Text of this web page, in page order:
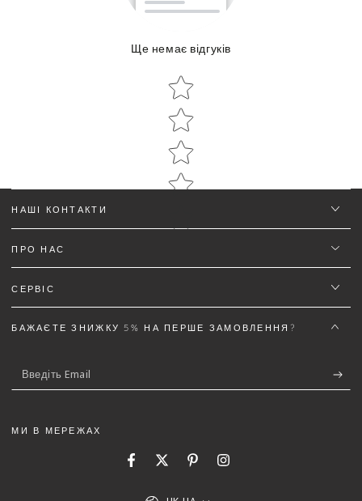
Star rating
Ім'я *
Текст відгуку (не менш 50 символів)
Ще немає відгуків
Star rating
НАШІ КОНТАКТИ
ПРО НАС
СЕРВІС
БАЖАЄТЕ ЗНИЖКУ 5% НА ПЕРШЕ ЗАМОВЛЕННЯ?
Введіть
Email
МИ В МЕРЕЖАХ
FacebookTwitterPinterestInstagram